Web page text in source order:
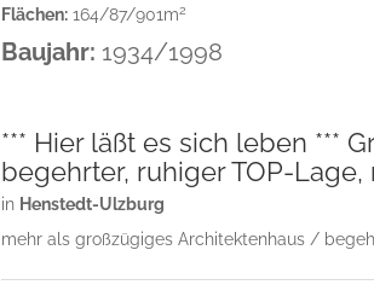
Flächen:164/87/901m2
Baujahr: 1934/1998
*** Hier läßt es sich leben ***
begehrter, ruhiger TOP-
in Henstedt-Ulzburg
mehr als großzügiges Architektenhaus /